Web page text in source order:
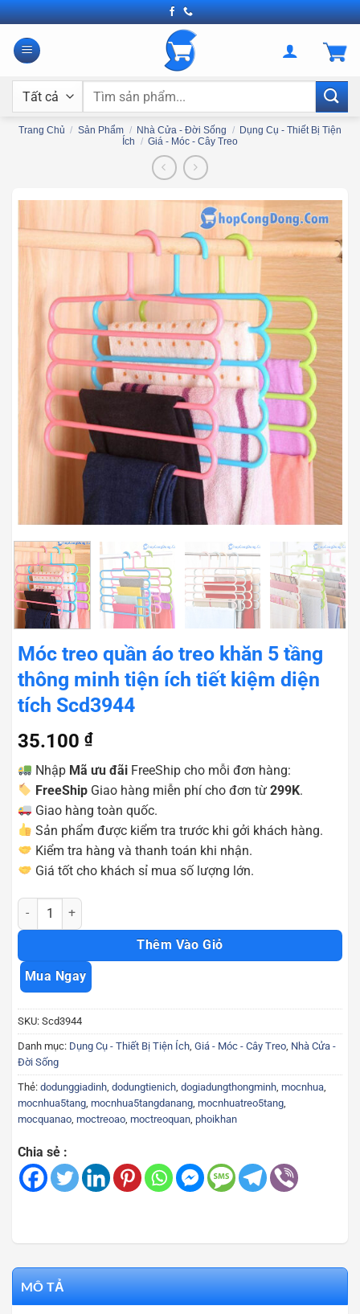
Bỏ
qua
nội
Tìm
Trang Chủ / Sản Phẩm / Nhà Cửa - Đời Sống / Dụng Cụ - Thiết Bị Tiện
Ích / Giá - Móc - Cây Treo
Móc treo quần áo treo khăn 5 tầng
thông minh tiện ích tiết kiệm diện
tích Scd3944
35.100 ₫
Nhập Mã ưu đãi FreeShip cho mỗi đơn hàng:
FreeShip Giao hàng miễn phí cho đơn từ299K.
Giao hàng toàn quốc.
Sản phẩm được kiểm tra trước khi gởi khách hàng.
Kiểm tra hàng và thanh toán khi nhận.
Giá tốt cho khách sỉ mua số lượng lớn.
Móc treo quần áo treo khăn 5 tầng thông minh tiện ích tiết kiệm
Thêm Vào Giỏ
Mua Ngay
SKU: Scd3944
Danh mục: Dụng Cụ - Thiết Bị Tiện Ích, Giá - Móc - Cây Treo, Nhà Cửa -
Đời Sống
Thẻ: dodunggiadinh, dodungtienich, dogiadungthongminh, mocnhua,
mocnhua5tang, mocnhua5tangdanang, mocnhuatreo5tang,
mocquanao, moctreoao, moctreoquan, phoikhan
Chia sẻ :
MÔ TẢ